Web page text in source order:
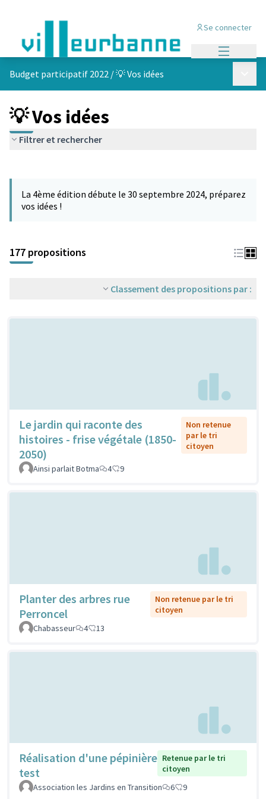
Se connecter
Budget participatif 2022 /💡 Vos idées
💡 Vos idées
Filtrer et rechercher
−
La 4ème édition débute le 30 septembre 2024, préparez
vos idées !
177 propositions
Classement des propositions par :
Le jardin qui raconte des
histoires - frise végétale (1850-
2050)
Non retenue
par le tri
citoyen
Ainsi parlait Botma 4 9
Planter des arbres rue
Perroncel
Non retenue par le tri
citoyen
Chabasseur
4 13
Réalisation d'une pépinière
test
Retenue par le tri
citoyen
Association les Jardins en Transition
6 9